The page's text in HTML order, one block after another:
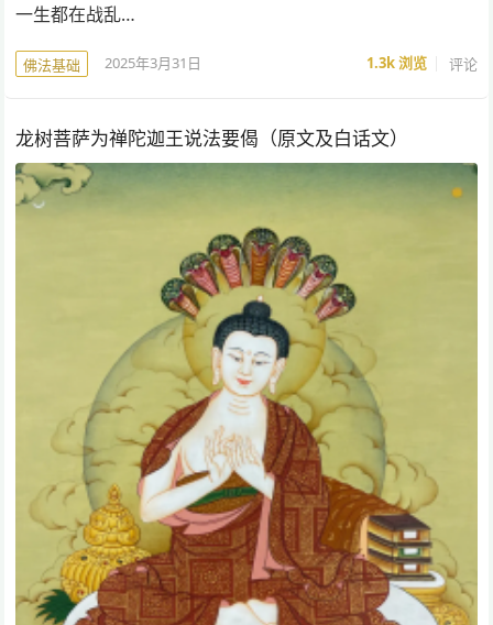
一生都在战乱…
佛法基础 2025年3月31日 1.3k浏览 评论
龙树菩萨为禅陀迦王说法要偈（原文及白话文）